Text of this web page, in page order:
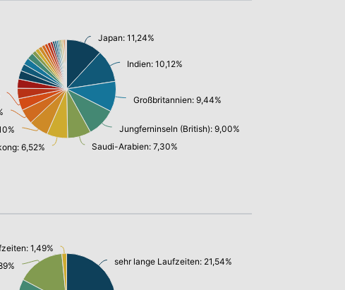
Japan: 11,24%
Indien: 10,12%
Großbritannien: 9,44%
Jungferninseln (British): 9,00%
Saudi-Arabien: 7,30%
6,52%
sehr lange Laufzeiten: 21,54%
1,49%